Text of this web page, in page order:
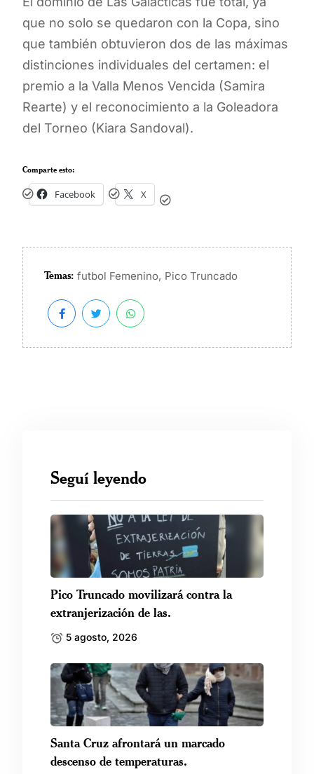
que no solo se quedaron con la Copa, sino
que también obtuvieron dos de las máximas
distinciones individuales del certamen: el
premio a la Valla Menos Vencida (Samira
Rearte) y el reconocimiento a la Goleadora
del Torneo (Kiara Sandoval).
Comparte esto:
Facebook X
Temas: futbol Femenino, Pico Truncado
Seguí leyendo
Pico Truncado movilizará contra la
extranjerización de las.
5 agosto, 2026
Santa Cruz afrontará un marcado
descenso de temperaturas.